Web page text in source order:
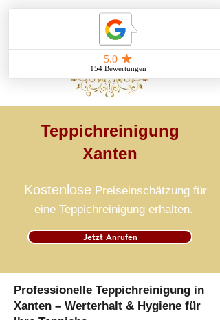
Teppichreinigung
Xanten
Kostenlose Preiseinschätzung für
eine Teppichreinigung erhalten.
Jetzt Anrufen
Professionelle Teppichreinigung in
Xanten – Werterhalt & Hygiene für